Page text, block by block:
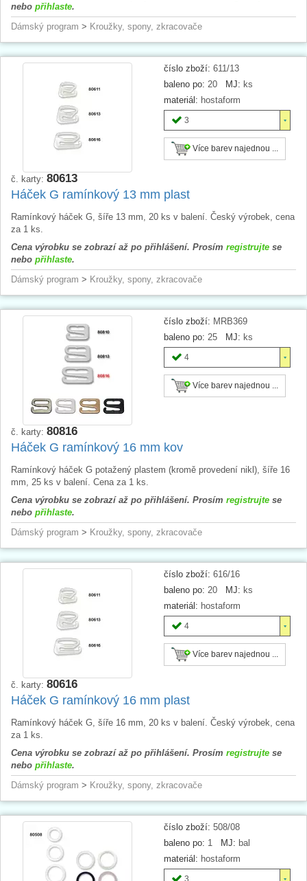
nebo přihlaste.
Dámský program > Kroužky, spony, zkracovače
číslo zboží: 611/13
baleno po: 20 MJ: ks
materiál: hostaform
3
Více barev najednou ...
č. karty: 80613
Háček G ramínkový 13 mm plast
Ramínkový háček G, šíře 13 mm, 20 ks v balení. Český výrobek, cena
za 1 ks.
Cena výrobku se zobrazí až po přihlášení. Prosím registrujte se
nebo přihlaste.
Dámský program > Kroužky, spony, zkracovače
číslo zboží: MRB369
baleno po: 25 MJ: ks
4
Více barev najednou ...
č. karty: 80816
Háček G ramínkový 16 mm kov
Ramínkový háček G potažený plastem (kromě provedení nikl), šíře 16
mm, 25 ks v balení. Cena za 1 ks.
Cena výrobku se zobrazí až po přihlášení. Prosím registrujte se
nebo přihlaste.
Dámský program > Kroužky, spony, zkracovače
číslo zboží: 616/16
baleno po: 20 MJ: ks
materiál: hostaform
4
Více barev najednou ...
č. karty: 80616
Háček G ramínkový 16 mm plast
Ramínkový háček G, šíře 16 mm, 20 ks v balení. Český výrobek, cena
za 1 ks.
Cena výrobku se zobrazí až po přihlášení. Prosím registrujte se
nebo přihlaste.
Dámský program > Kroužky, spony, zkracovače
číslo zboží: 508/08
baleno po: 1 MJ: bal
materiál: hostaform
3